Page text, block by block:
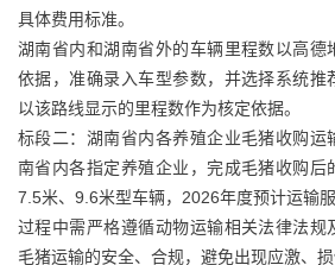
具体费用标准。
湖南省内和湖南省外的车辆里程数以高德
依据，准确录入车型参数，并选择系统推
以该路线显示的里程数作为核定依据。
标段二：湖南省内各养殖企业毛猪收购运
南省内各指定养殖企业，完成毛猪收购后
7.5米、9.6米型车辆，2026年度预计运输
过程中需严格遵循动物运输相关法律法规
毛猪运输的安全、合规，避免出现应激、损